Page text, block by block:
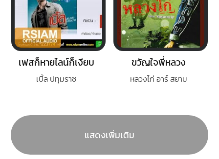
เฟสก็หายไลน์ก็เงียบ
เบิ้ล ปทุมราช
ขวัญใจพี่หลวง
หลวงไก่ อาร์ สยาม
แสดงเพิ่มเติม